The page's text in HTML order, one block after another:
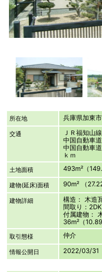
所在地 兵庫県加
交通
ＪＲ福知山
中国自動車
中国自動車
ｋｍ
土地面積 493m²（
建物(延床)面積 90m² （
建物詳細
構造： 木造
間取り：2DK
付属建物：
36m²（10.89
取引態様 仲介
情報公開日 2022/03/31